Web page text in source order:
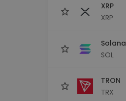
XRP
XRP
Solana
SOL
TRON
TRX